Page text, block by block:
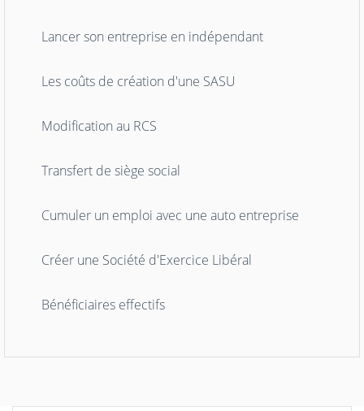
Lancer son entreprise en indépendant
Les coûts de création d'une SASU
Modification au RCS
Transfert de siège social
Cumuler un emploi avec une auto entreprise
Créer une Société d'Exercice Libéral
Bénéficiaires effectifs